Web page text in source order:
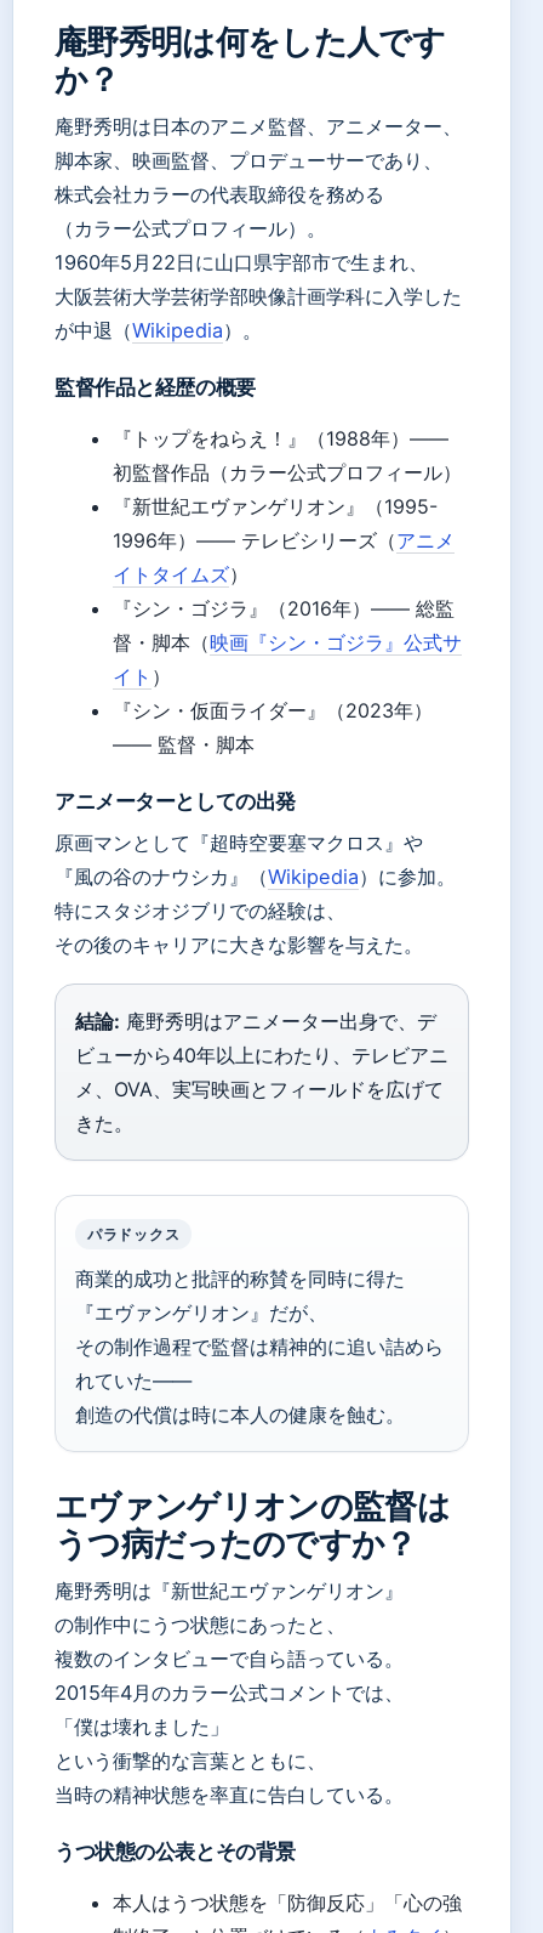
庵野秀明は何をした人です
か？
庵野秀明は日本のアニメ監督、アニメーター、
脚本家、映画監督、プロデューサーであり、
株式会社カラーの代表取締役を務める
（カラー公式プロフィール）。
1960年5月22日に山口県宇部市で生まれ、
大阪芸術大学芸術学部映像計画学科に入学した
が中退（Wikipedia）。
監督作品と経歴の概要
『トップをねらえ！』（1988年）——
初監督作品（カラー公式プロフィール）
『新世紀エヴァンゲリオン』（1995-
1996年）—— テレビシリーズ（アニメ
イトタイムズ）
『シン・ゴジラ』（2016年）—— 総監
督・脚本（映画『シン・ゴジラ』公式サ
イト ）
『シン・仮面ライダー』（2023年）
—— 監督・脚本
アニメーターとしての出発
原画マンとして『超時空要塞マクロス』や
『風の谷のナウシカ』（Wikipedia）に参加。
特にスタジオジブリでの経験は、
その後のキャリアに大きな影響を与えた。
結論: 庵野秀明はアニメーター出身で、デ
ビューから40年以上にわたり、テレビアニ
メ、OVA、実写映画とフィールドを広げて
きた。
パラドックス
商業的成功と批評的称賛を同時に得た
『エヴァンゲリオン』だが、
その制作過程で監督は精神的に追い詰めら
れていた——
創造の代償は時に本人の健康を蝕む。
エヴァンゲリオンの監督は
うつ病だったのですか？
庵野秀明は『新世紀エヴァンゲリオン』
の制作中にうつ状態にあったと、
複数のインタビューで自ら語っている。
2015年4月のカラー公式コメントでは、
「僕は壊れました」
という衝撃的な言葉とともに、
当時の精神状態を率直に告白している。
うつ状態の公表とその背景
本人はうつ状態を「防御反応」「心の強